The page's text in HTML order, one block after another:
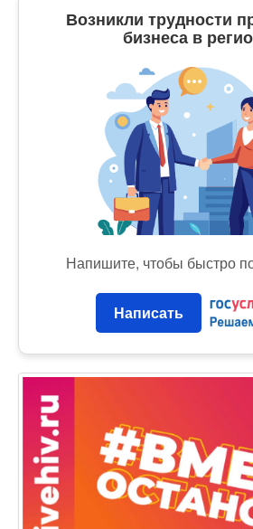
Возникли трудности
бизнеса в
Напишите, чтобы быстро
Написать